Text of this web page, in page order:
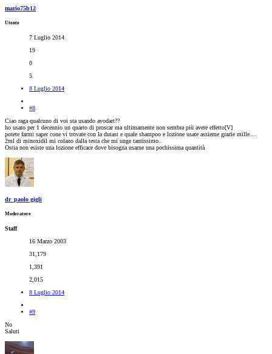
mario75b12
Utente
7 Luglio 2014
19
0
5
8 Luglio 2014
#8
Ciao raga qualcuno di voi sta usando avodart??
ho usato per 1 decennio un quarto di proscar ma ultimamente non sembra più avere effetto[V]
potete farmi saper cone vi trovate con la dutast e quale shampoo e lozione usate assieme grazie mille....
2ml di minoxidil mi colano dalla testa che mi unge tantissimo..
Ostia non esiste una lozione efficace dove bisogna usarne una pochissima quantità
dr_paolo gigli
Moderatore
Staff
16 Marzo 2003
31,179
1,391
2,015
8 Luglio 2014
#9
No
Saluti